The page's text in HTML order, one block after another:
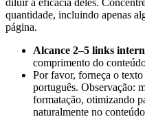
diluir a eficácia deles.
quantidade, incluindo apenas
página.
Alcance 2–5 links
comprimento do
Por favor, forneça o
português. Observação:
formatação, otimizando
naturalmente no